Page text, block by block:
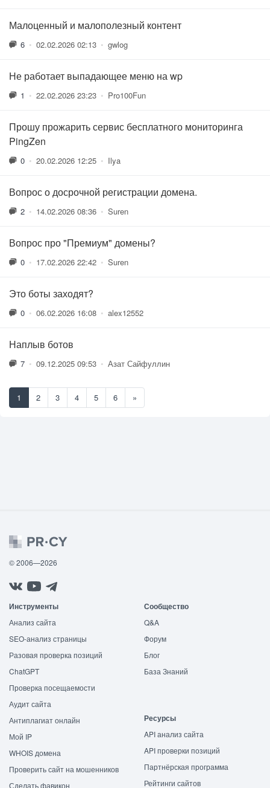
Малоценный и малополезный контент
6 • 02.02.2026 02:13 • gwlog
Не работает выпадающее меню на wp
1 • 22.02.2026 23:23 • Pro100Fun
Прошу прожарить сервис бесплатного мониторинга
PingZen
0 • 20.02.2026 12:25 • Ilya
Вопрос о досрочной регистрации домена.
2 • 14.02.2026 08:36 • Suren
Вопрос про "Премиум" домены?
0 • 17.02.2026 22:42 • Suren
Это боты заходят?
0 • 06.02.2026 16:08 • alex12552
Наплыв ботов
7 • 09.12.2025 09:53 • Азат Сайфуллин
1 2 3 4 5 6 »
© 2006—2026
Инструменты
Анализ сайта
SEO-анализ страницы
Разовая проверка позиций
ChatGPT
Проверка посещаемости
Аудит сайта
Антиплагиат онлайн
Мой IP
WHOIS домена
Проверить сайт на мошенников
Сделать фавикон
Сообщество
Q&A
Форум
Блог
База Знаний
Ресурсы
API анализ сайта
API проверки позиций
Партнёрская программа
Рейтинги сайтов